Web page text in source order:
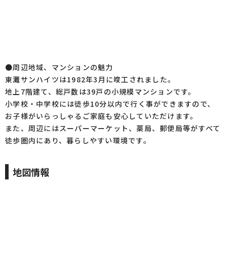
●周辺地域、マンションの魅力
東灘サンハイツは1982年3月に竣工されました。
地上7階建て、総戸数は39戸の小規模マンションです。
小学校・中学校には徒歩10分以内で行く事ができますので、
お子様がいらっしゃるご家庭も安心していただけます。
また、周辺にはスーパーマーケット、薬局、郵便局等がすべて
徒歩圏内にあり、暮らしやすい環境です。
地図情報